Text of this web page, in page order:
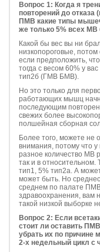
Вопрос 1: Когда я
повторений до
ПМВ какие типы
же только 5% всех МВ
Какой бы вес вы ни
низкопороговые,
если предположить,
тогда с весом 60% у
тип2б (ГМВ БМВ).
Но это только для
работающих мышц
последующим
свежих более
полшейная сборная
Более того, можете не
внимания, потому что
разное количество МВ
так и в относительном.
тип1, 5% тип2а. А
может быть. Но
среднем по палате
здравоохранения, вам
такой низкой выборке
Вопрос 2: Если
стоит ли оставить
убрать их по причине
2-х недельный цикл